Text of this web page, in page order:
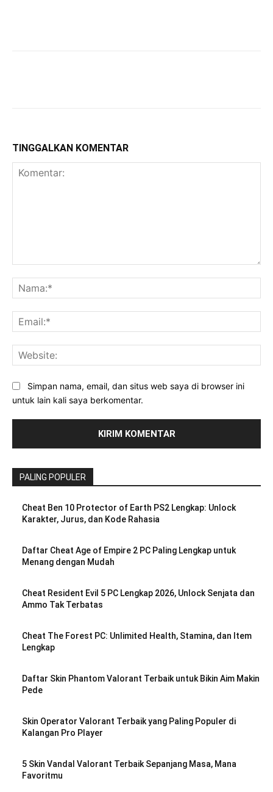
TINGGALKAN KOMENTAR
Simpan nama, email, dan situs web saya di browser ini
untuk lain kali saya berkomentar.
PALING POPULER
Cheat Ben 10 Protector of Earth PS2 Lengkap: Unlock
Karakter, Jurus, dan Kode Rahasia
Daftar Cheat Age of Empire 2 PC Paling Lengkap untuk
Menang dengan Mudah
Cheat Resident Evil 5 PC Lengkap 2026, Unlock Senjata dan
Ammo Tak Terbatas
Cheat The Forest PC: Unlimited Health, Stamina, dan Item
Lengkap
Daftar Skin Phantom Valorant Terbaik untuk Bikin Aim Makin
Pede
Skin Operator Valorant Terbaik yang Paling Populer di
Kalangan Pro Player
5 Skin Vandal Valorant Terbaik Sepanjang Masa, Mana
Favoritmu